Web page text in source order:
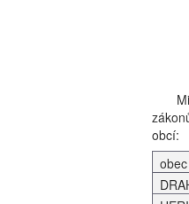
obcí:
obec